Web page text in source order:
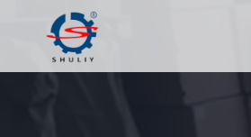
content